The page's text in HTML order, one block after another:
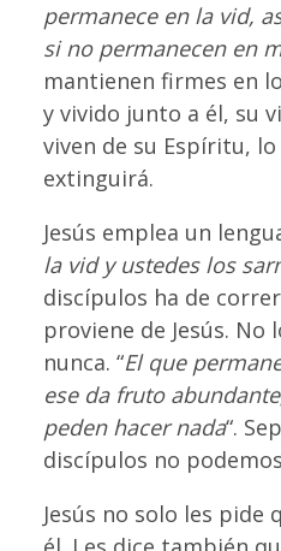
permanece en la vid,
si no permanecen en
mantienen firmes en
y vivido junto a él, su
viven de su Espíritu,
extinguirá.
Jesús emplea un
la vid y ustedes los
discípulos ha de
proviene de Jesús. No
nunca. “El que
ese da fruto
peden hacer nada“.
discípulos no
Jesús no solo les pide